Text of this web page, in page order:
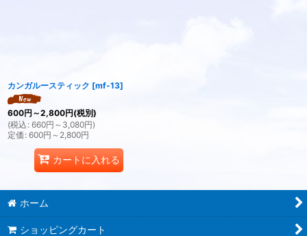
カンガルースティック [mf-13]
600円 ～2,800円(税別)
(税込 : 660円 ～3,080円)
定価 : 600円 ～2,800円
カートに入れる
ホーム
ショッピングカート